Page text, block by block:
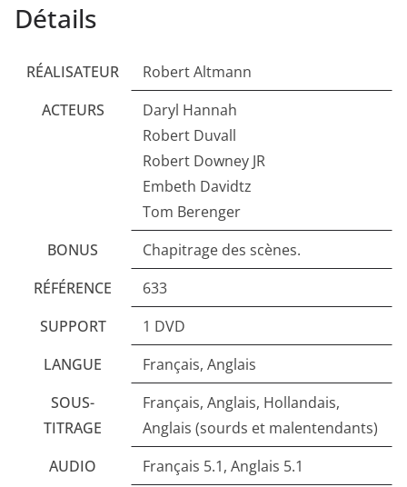
Détails
RÉALISATEUR
Robert Altmann
ACTEURS
Daryl Hannah
Robert Duvall
Robert Downey JR
Embeth Davidtz
Tom Berenger
BONUS
Chapitrage des scènes.
RÉFÉRENCE
633
SUPPORT
1 DVD
LANGUE
Français, Anglais
SOUS-
TITRAGE
Français, Anglais, Hollandais,
Anglais (sourds et malentendants)
AUDIO
Français 5.1, Anglais 5.1